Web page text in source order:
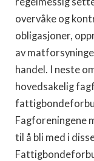
overvåke og
obligasjoner,
av
handel. I neste
hovedsakelig
Fagforeningene
til å bli med i